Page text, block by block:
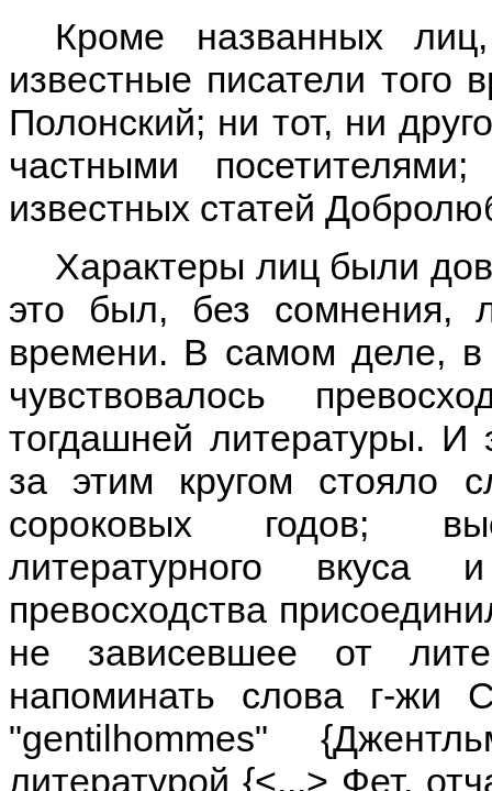
Кроме названных
известные писатели
Полонский; ни тот, ни
частными
известных статей
Характеры лиц были
это был, без сомнения,
времени. В самом деле, в
чувствовалось
тогдашней литературы.
за этим кругом стояло
сороковых годов;
литературного
превосходства
не зависевшее от
напоминать слова г-жи
"gentilhommes"
литературой {<...> Фет,